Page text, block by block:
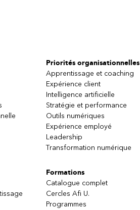
Priorités organisationnelles
Apprentissage et coaching
Expérience client
Intelligence artificielle
Stratégie et performance
Outils numériques
Expérience employé
Leadership
Transformation numérique
Formations
Catalogue complet
Cercles Afi U.
Programmes